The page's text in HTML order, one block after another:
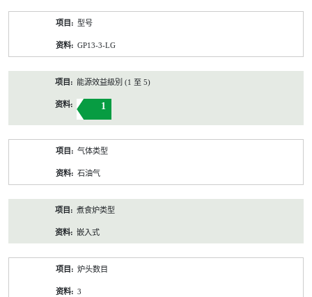
型号
GP13-3-LG
能源效益級別 (1 至 5)
1
气体类型
石油气
煮食炉类型
嵌入式
炉头数目
3